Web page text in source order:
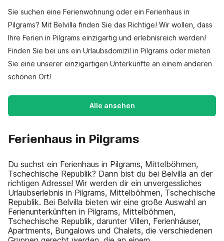
Sie suchen eine Ferienwohnung oder ein Ferienhaus in
Pilgrams? Mit Belvilla finden Sie das Richtige! Wir wollen, dass
Ihre Ferien in Pilgrams einzigartig und erlebnisreich werden!
Finden Sie bei uns ein Urlaubsdomizil in Pilgrams oder mieten
Sie eine unserer einzigartigen Unterkünfte an einem anderen
schönen Ort!
Alle ansehen
Ferienhaus in Pilgrams
Du suchst ein Ferienhaus in Pilgrams, Mittelböhmen,
Tschechische Republik? Dann bist du bei Belvilla an der
richtigen Adresse! Wir werden dir ein unvergessliches
Urlaubserlebnis in Pilgrams, Mittelböhmen, Tschechische
Republik. Bei Belvilla bieten wir eine große Auswahl an
Ferienunterkünften in Pilgrams, Mittelböhmen,
Tschechische Republik, darunter Villen, Ferienhäuser,
Apartments, Bungalows und Chalets, die verschiedenen